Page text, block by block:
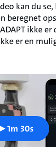
kan du se,
beregnet
ikke er
er en
1m 30s